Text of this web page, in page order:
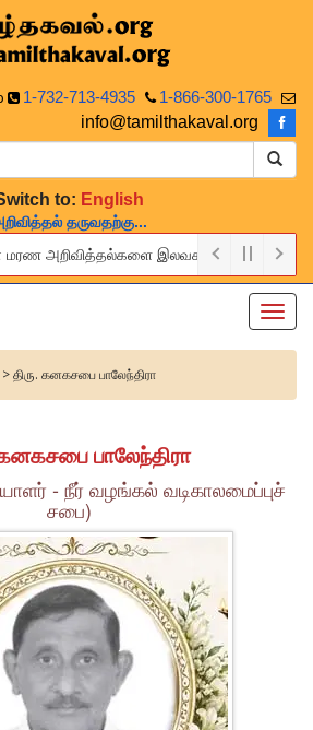
1-732-713-4935
1-866-300-1765
info@tamilthakaval.org
to: English
தருவதற்கு...
அறிவித்தல்களை இலவசமாக நாங்கள்
the obituaries of your relatives
> திரு. கனகசபை பாலேந்திரா
கனகசபை பாலேந்திரா
- நீர் வழங்கல் வடிகாலமைப்புச்
சபை)